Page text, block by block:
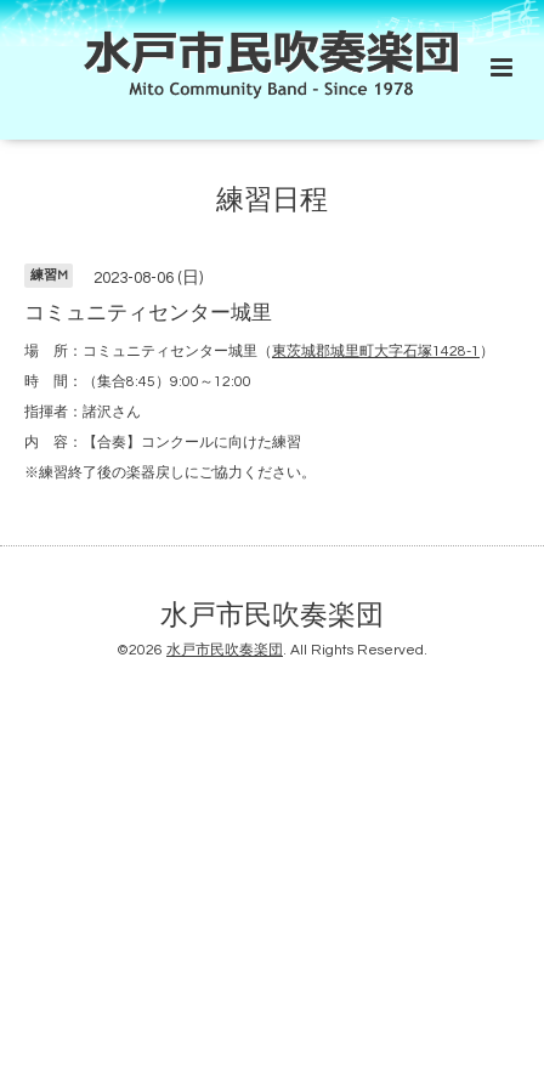
練習日程
練習M 2023-08-06 (日)
コミュニティセンター城里
場 所：コミュニティセンター城里（東茨城郡城里町大字石塚1428-1 ）
時 間：（集合8:45）9:00～12:00
指揮者：諸沢さん
内 容：【合奏】コンクールに向けた練習
※練習終了後の楽器戻しにご協力ください。
水戸市民吹奏楽団
©2026 水戸市民吹奏楽団 . All Rights Reserved.